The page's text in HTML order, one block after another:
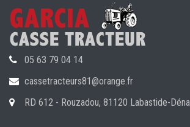
05 63 79 04 14
cassetracteurs81@orange.fr
RD 612 - Rouzadou, 81120 Labastide-